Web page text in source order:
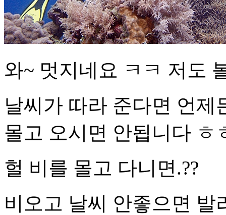
와~ 멋지네요 ㅋㅋ 저도
날씨가 따라 준다면 언제
몰고 오시면 안됩니다 ㅎ
헐 비를 몰고 다니면.??
비오고 날씨 안좋으면 발